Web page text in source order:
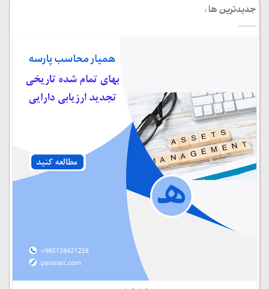
جدیدترین ها :